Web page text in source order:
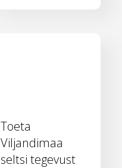
Toeta
Viljandimaa
seltsi tegevust